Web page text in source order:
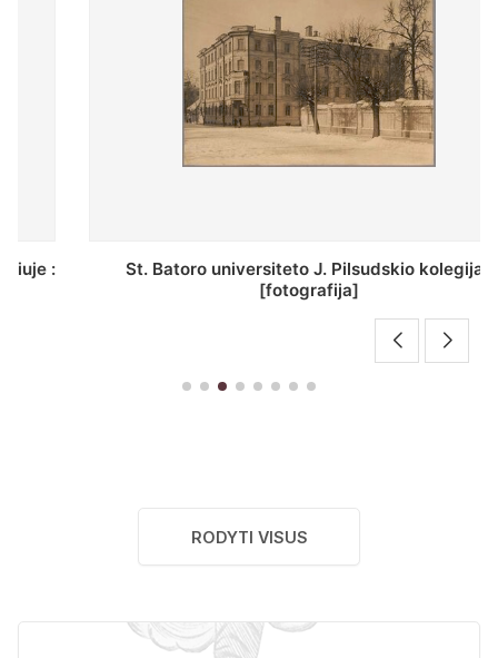
St. Batoro universiteto J. Pilsudskio kolegija :
[fotografija]
RODYTI VISUS